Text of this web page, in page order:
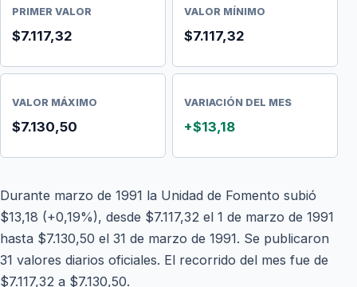
PRIMER VALOR
$7.117,32
VALOR MÍNIMO
$7.117,32
VALOR MÁXIMO
$7.130,50
VARIACIÓN DEL MES
+$13,18
Durante marzo de 1991 la Unidad de Fomento subió
$13,18 (+0,19%), desde $7.117,32 el 1 de marzo de 1991
hasta $7.130,50 el 31 de marzo de 1991. Se publicaron
31 valores diarios oficiales. El recorrido del mes fue de
$7.117,32 a $7.130,50.